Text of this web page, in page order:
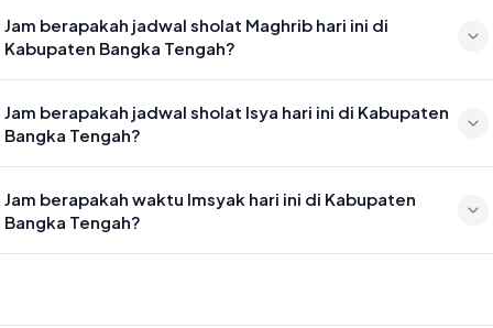
15:25
Jam berapakah jadwal sholat Maghrib hari ini di
Kabupaten Bangka Tengah?
pada 18:04
Jam berapakah jadwal sholat Isya hari ini di Kabupaten
Bangka Tengah?
19:15
Jam berapakah waktu Imsyak hari ini di Kabupaten
Bangka Tengah?